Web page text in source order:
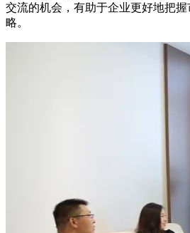
交流的机会，有助于企业更好地把
略。